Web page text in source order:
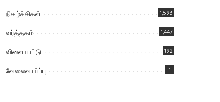
நிகழ்ச்சிகள் 1,593
வர்த்தகம் 1,447
விளையாட்டு 192
வேலைவாய்ப்பு 1